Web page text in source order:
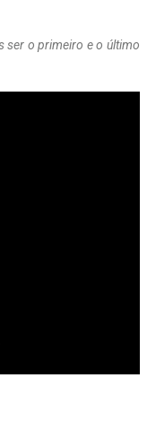
ser o primeiro e o último